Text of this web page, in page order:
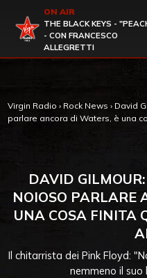
Virgin Radio
ON AIR
THE BLACK KEYS -
- CON FRANCESCO
ALLEGRETTI
Virgin Radio › Rock News › David
parlare ancora di Waters, è una
DAVID
NOIOSO PARLARE
UNA COSA FINITA
Il chitarrista dei Pink Floyd:
nemmeno il